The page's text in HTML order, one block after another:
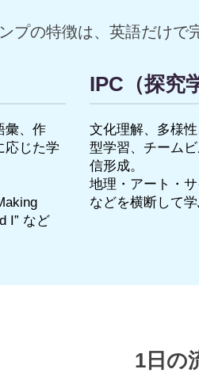
プの特徴は、英語だけで
彙、作
応じた学
I” など
IPC（探究
文化理解、多様
型学習、チーム
信形成。
地理・アート・
などを横断して学
1日の